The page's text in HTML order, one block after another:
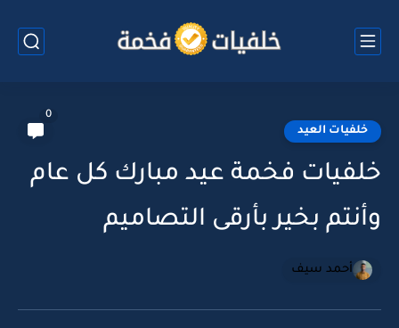
خلفيات العيد
0
خلفيات فخمة عيد مبارك كل عام
وأنتم بخير بأرقى التصاميم
أحمد سيف